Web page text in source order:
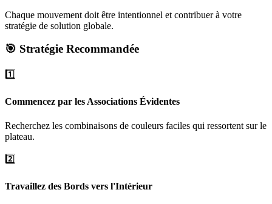
Chaque mouvement doit être intentionnel et contribuer à votre
stratégie de solution globale.
🎯 Stratégie Recommandée
1️⃣
Commencez par les Associations Évidentes
Recherchez les combinaisons de couleurs faciles qui ressortent sur le
plateau.
2️⃣
Travaillez des Bords vers l'Intérieur